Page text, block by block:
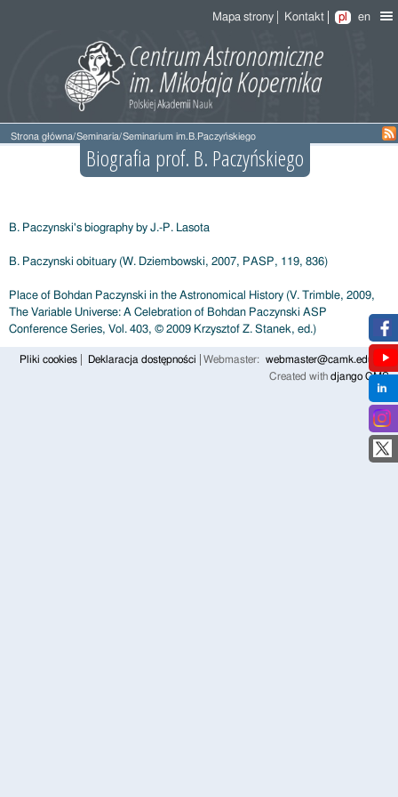
Mapa strony Kontakt pl en
Strona główna/Seminaria/Seminarium im.B.Paczyńskiego
Biografia prof. B. Paczyńskiego
B. Paczynski's biography by J.-P. Lasota
B. Paczynski obituary (W. Dziembowski, 2007, PASP, 119, 836)
Place of Bohdan Paczynski in the Astronomical History (V. Trimble, 2009,
The Variable Universe: A Celebration of Bohdan Paczynski ASP
Conference Series, Vol. 403, © 2009 Krzysztof Z. Stanek, ed.)
Pliki cookies Deklaracja dostępności Webmaster:
webmaster@camk.edu.pl
Created with django CMS